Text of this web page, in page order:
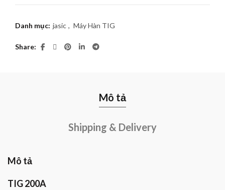
Danh mục: jasic , Máy Hàn TIG
Share
Mô tả
Shipping & Delivery
Mô tả
TIG 200A